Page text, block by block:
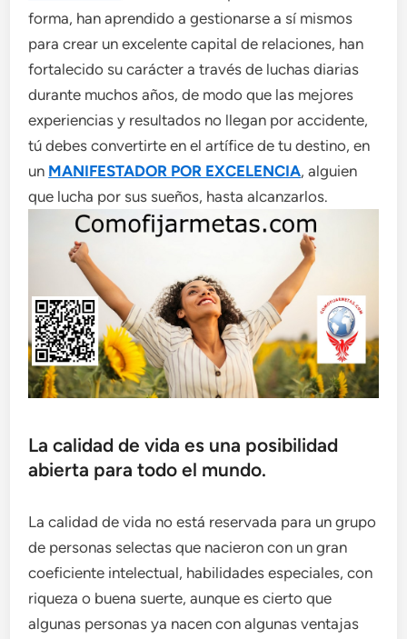
forma, han aprendido a gestionarse a sí mismos
para crear un excelente capital de relaciones, han
fortalecido su carácter a través de luchas diarias
durante muchos años, de modo que las mejores
experiencias y resultados no llegan por accidente,
tú debes convertirte en el artífice de tu destino, en
un MANIFESTADOR POR EXCELENCIA, alguien
que lucha por sus sueños, hasta alcanzarlos.
La calidad de vida es una posibilidad
abierta para todo el mundo.
La calidad de vida no está reservada para un grupo
de personas selectas que nacieron con un gran
coeficiente intelectual, habilidades especiales, con
riqueza o buena suerte, aunque es cierto que
algunas personas ya nacen con algunas ventajas